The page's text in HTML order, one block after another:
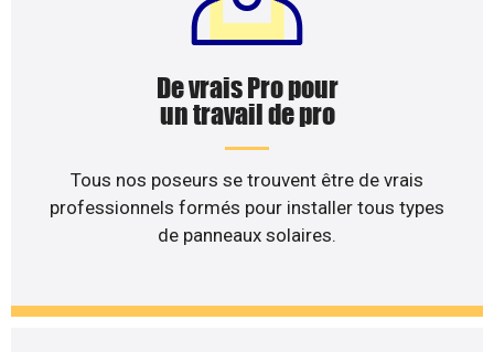
De vrais Pro pour
un travail de pro
Tous nos poseurs se trouvent être de vrais
professionnels formés pour installer tous types
de panneaux solaires.